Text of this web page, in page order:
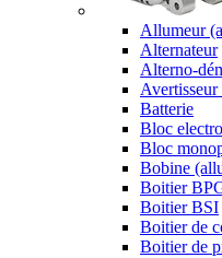
Allumeur
Alternateur
Alterno-
Batterie
Bloc
Bloc
Bobine
Boitier
Boitier BSI
Boitier de
Boitier de